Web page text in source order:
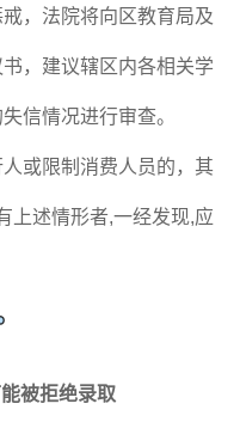
，法院将向区教育局及
，建议辖区内各相关学
信情况进行审查。
或限制消费人员的，其
上述情形者,一经发现,应
被拒绝录取